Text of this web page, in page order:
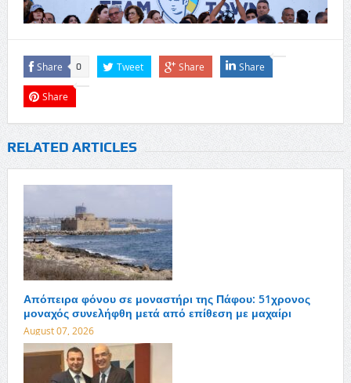
Share 0 Tweet Share Share
Share
RELATED ARTICLES
Απόπειρα φόνου σε μοναστήρι της Πάφου: 51χρονος
μοναχός συνελήφθη μετά από επίθεση με μαχαίρι
August 07, 2026